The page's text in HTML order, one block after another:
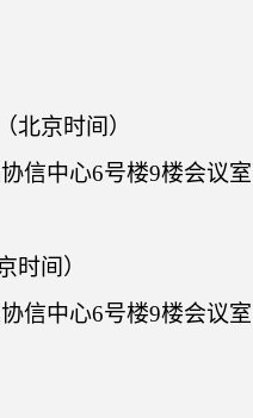
（北京时间）
信中心6号楼9楼会议室
时间）
信中心6号楼9楼会议室